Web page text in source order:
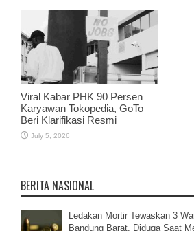
Viral Kabar PHK 90 Persen
Karyawan Tokopedia, GoTo
Beri Klarifikasi Resmi
July 5, 2026
BERITA NASIONAL
Ledakan Mortir Tewaskan 3
Bandung Barat, Diduga Saat